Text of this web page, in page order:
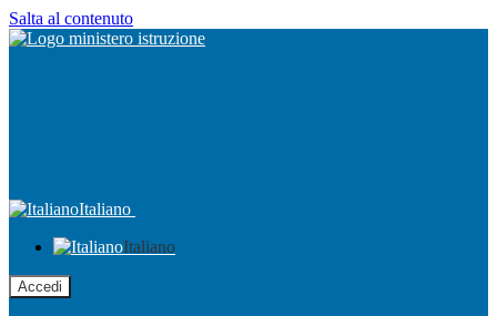
Salta al contenuto
Italiano
Italiano
Accedi